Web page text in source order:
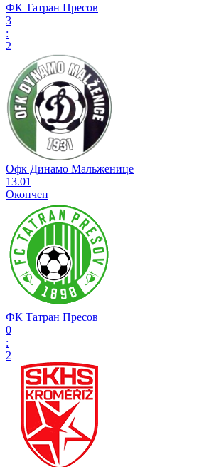
ФК Татран Пресов
3
:
2
Офк Динамо Мальженице
13.01
Окончен
ФК Татран Пресов
0
:
2